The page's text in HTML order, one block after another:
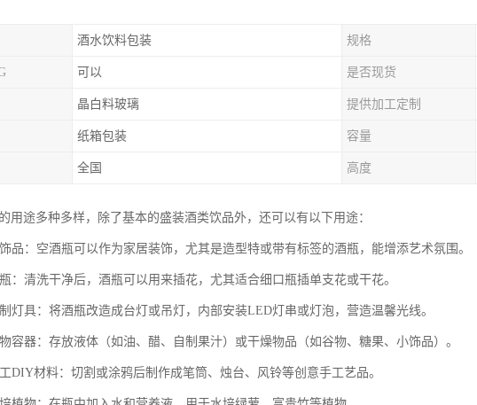
酒水饮料包装 规格
可以 是否现货
晶白料玻璃 提供加工定制
纸箱包装 容量
全国 高度
用途多种多样，除了基本的盛装酒类饮品外，还可以有以下用途：
品：空酒瓶可以作为家居装饰，尤其是造型特或带有标签的酒瓶，能增添艺术氛围。
：清洗干净后，酒瓶可以用来插花，尤其适合细口瓶插单支花或干花。
灯具：将酒瓶改造成台灯或吊灯，内部安装LED灯串或灯泡，营造温馨光线。
容器：存放液体（如油、醋、自制果汁）或干燥物品（如谷物、糖果、小饰品）。
DIY材料：切割或涂鸦后制作成笔筒、烛台、风铃等创意手工艺品。